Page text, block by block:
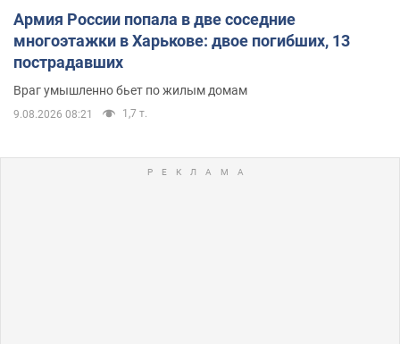
Армия России попала в две соседние
многоэтажки в Харькове: двое погибших, 13
пострадавших
Враг умышленно бьет по жилым домам
9.08.2026 08:21 1,7 т.